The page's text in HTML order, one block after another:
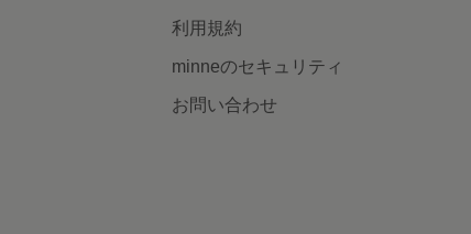
利用規約
minneのセキュリティ
お問い合わせ